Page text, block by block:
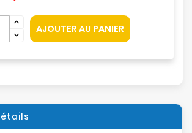
AJOUTER AU PANIER